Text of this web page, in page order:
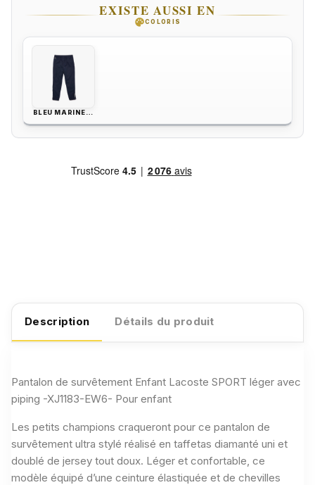
EXISTE AUSSI EN
paletteCOLORIS
BLEU MARINE / BLANC
Description Détails du produit
Pantalon de survêtement Enfant Lacoste SPORT léger avec
piping -XJ1183-EW6- Pour enfant
Les petits champions craqueront pour ce pantalon de
survêtement ultra stylé réalisé en taffetas diamanté uni et
doublé de jersey tout doux. Léger et confortable, ce
modèle équipé d’une ceinture élastiquée et de chevilles